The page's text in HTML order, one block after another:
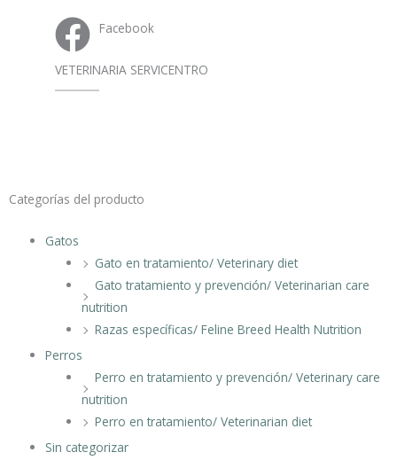
Facebook
VETERINARIA SERVICENTRO
Categorías del producto
Gatos
Gato en tratamiento/ Veterinary diet
Gato tratamiento y prevención/ Veterinarian care
nutrition
Razas específicas/ Feline Breed Health Nutrition
Perros
Perro en tratamiento y prevención/ Veterinary care
nutrition
Perro en tratamiento/ Veterinarian diet
Sin categorizar